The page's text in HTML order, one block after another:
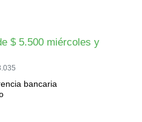
$5.500 miércoles y
bancaria